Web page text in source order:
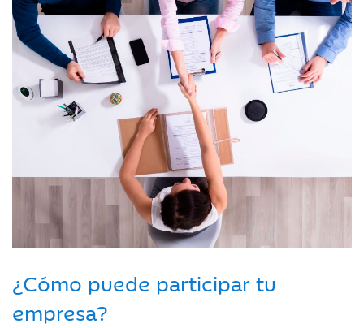
¿Cómo puede participar tu
empresa?